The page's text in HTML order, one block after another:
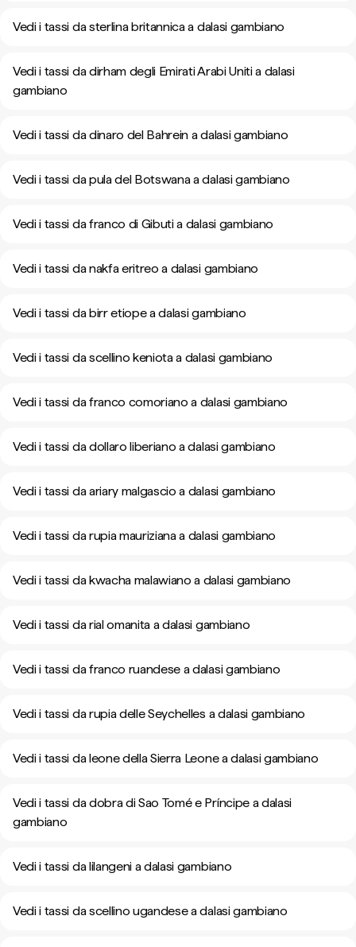
Vedi i tassi da sterlina britannica a dalasi gambiano
Vedi i tassi da dirham degli Emirati Arabi Uniti a dalasi
gambiano
Vedi i tassi da dinaro del Bahrein a dalasi gambiano
Vedi i tassi da pula del Botswana a dalasi gambiano
Vedi i tassi da franco di Gibuti a dalasi gambiano
Vedi i tassi da nakfa eritreo a dalasi gambiano
Vedi i tassi da birr etiope a dalasi gambiano
Vedi i tassi da scellino keniota a dalasi gambiano
Vedi i tassi da franco comoriano a dalasi gambiano
Vedi i tassi da dollaro liberiano a dalasi gambiano
Vedi i tassi da ariary malgascio a dalasi gambiano
Vedi i tassi da rupia mauriziana a dalasi gambiano
Vedi i tassi da kwacha malawiano a dalasi gambiano
Vedi i tassi da rial omanita a dalasi gambiano
Vedi i tassi da franco ruandese a dalasi gambiano
Vedi i tassi da rupia delle Seychelles a dalasi gambiano
Vedi i tassi da leone della Sierra Leone a dalasi gambiano
Vedi i tassi da dobra di Sao Tomé e Príncipe a dalasi
gambiano
Vedi i tassi da lilangeni a dalasi gambiano
Vedi i tassi da scellino ugandese a dalasi gambiano